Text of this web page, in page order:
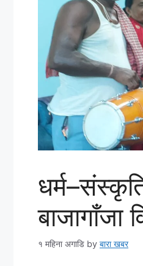
बाजागाँजा
१ महिना अगाडि by बारा खबर